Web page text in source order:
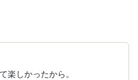
楽しかったから。